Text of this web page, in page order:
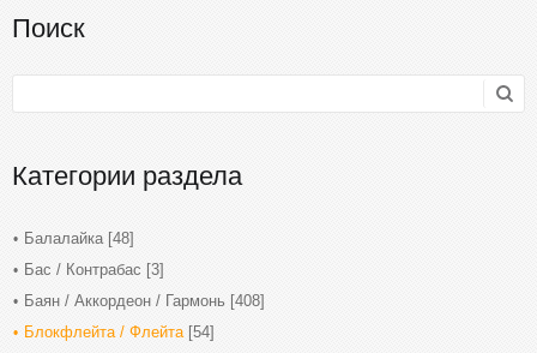
Поиск
Категории раздела
Балалайка [48]
Бас / Контрабас [3]
Баян / Аккордеон / Гармонь [408]
Блокфлейта / Флейта [54]